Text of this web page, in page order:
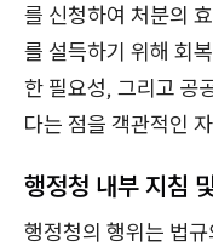
를 신청하여 처분의
를 설득하기 위해 회
한 필요성, 그리고 공
다는 점을 객관적인
행정청 내부 지침
행정청의 행위는 법